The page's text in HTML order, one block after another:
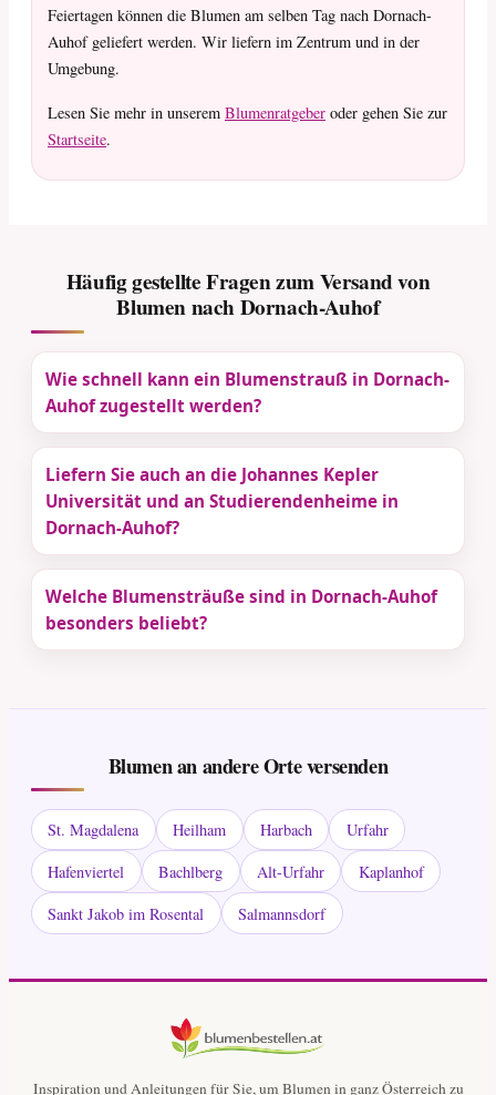
Feiertagen können die Blumen am selben Tag nach Dornach-
Auhof geliefert werden. Wir liefern im Zentrum und in der
Umgebung.
Lesen Sie mehr in unserem Blumenratgeber oder gehen Sie zur
Startseite.
Häufig gestellte Fragen zum Versand von
Blumen nach Dornach-Auhof
Wie schnell kann ein Blumenstrauß in Dornach-
Auhof zugestellt werden?
Liefern Sie auch an die Johannes Kepler
Universität und an Studierendenheime in
Dornach-Auhof?
Welche Blumensträuße sind in Dornach-Auhof
besonders beliebt?
Blumen an andere Orte versenden
St. Magdalena Heilham Harbach
Urfahr
Hafenviertel
Bachlberg Alt-Urfahr
Kaplanhof
Sankt Jakob im Rosental
Salmannsdorf
Inspiration und Anleitungen für Sie, um Blumen in ganz Österreich zu